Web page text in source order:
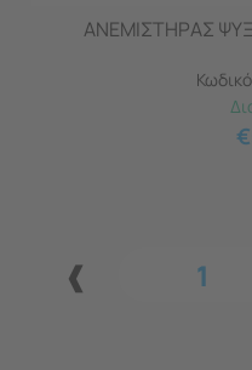
ΑΝΕΜΙΣΤΗΡΑΣ
€
1